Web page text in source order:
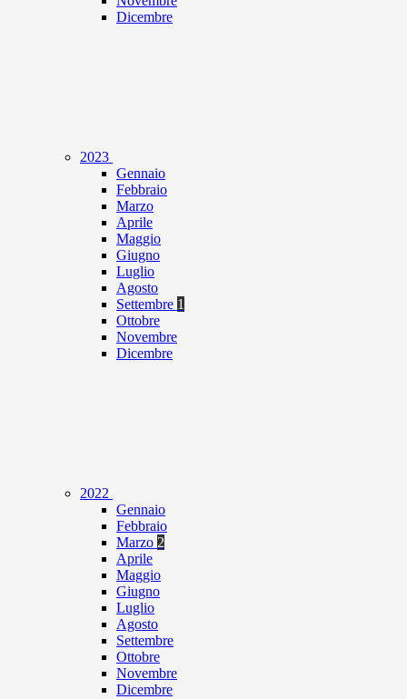
Dicembre
2023
Gennaio
Febbraio
Marzo
Aprile
Maggio
Giugno
Luglio
Agosto
Settembre 1
Ottobre
Novembre
Dicembre
2022
Gennaio
Febbraio
Marzo 2
Aprile
Maggio
Giugno
Luglio
Agosto
Settembre
Ottobre
Novembre
Dicembre